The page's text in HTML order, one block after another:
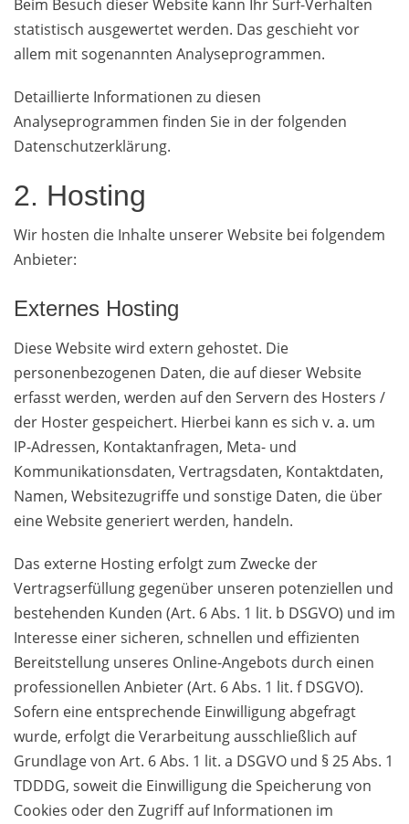
Beim Besuch dieser Website kann Ihr Surf-Verhalten
statistisch ausgewertet werden. Das geschieht vor
allem mit sogenannten Analyseprogrammen.
Detaillierte Informationen zu diesen
Analyseprogrammen finden Sie in der folgenden
Datenschutzerklärung.
2. Hosting
Wir hosten die Inhalte unserer Website bei folgendem
Anbieter:
Externes Hosting
Diese Website wird extern gehostet. Die
personenbezogenen Daten, die auf dieser Website
erfasst werden, werden auf den Servern des Hosters /
der Hoster gespeichert. Hierbei kann es sich v. a. um
IP-Adressen, Kontaktanfragen, Meta- und
Kommunikationsdaten, Vertragsdaten, Kontaktdaten,
Namen, Websitezugriffe und sonstige Daten, die über
eine Website generiert werden, handeln.
Das externe Hosting erfolgt zum Zwecke der
Vertragserfüllung gegenüber unseren potenziellen und
bestehenden Kunden (Art. 6 Abs. 1 lit. b DSGVO) und im
Interesse einer sicheren, schnellen und effizienten
Bereitstellung unseres Online-Angebots durch einen
professionellen Anbieter (Art. 6 Abs. 1 lit. f DSGVO).
Sofern eine entsprechende Einwilligung abgefragt
wurde, erfolgt die Verarbeitung ausschließlich auf
Grundlage von Art. 6 Abs. 1 lit. a DSGVO und § 25 Abs. 1
TDDDG, soweit die Einwilligung die Speicherung von
Cookies oder den Zugriff auf Informationen im